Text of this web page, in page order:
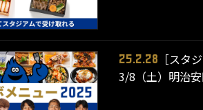
25.2.28
［スタ
3/8（土）明治